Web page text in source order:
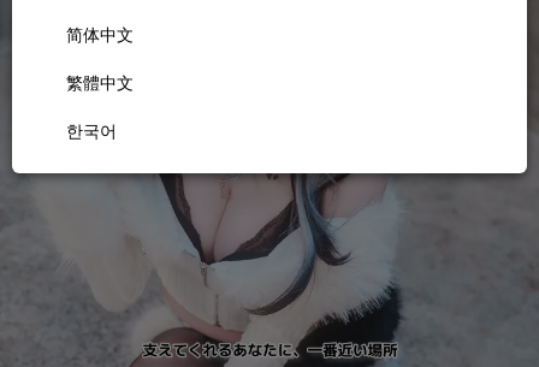
简体中文
繁體中文
한국어